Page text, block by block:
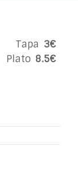
Tapa 3€
Plato 8.5€